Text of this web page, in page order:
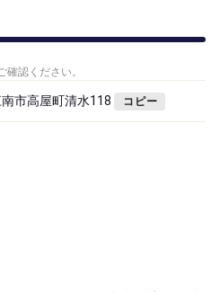
確認ください。
市高屋町清水118 コピー